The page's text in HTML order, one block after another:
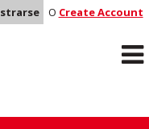
O Create Account